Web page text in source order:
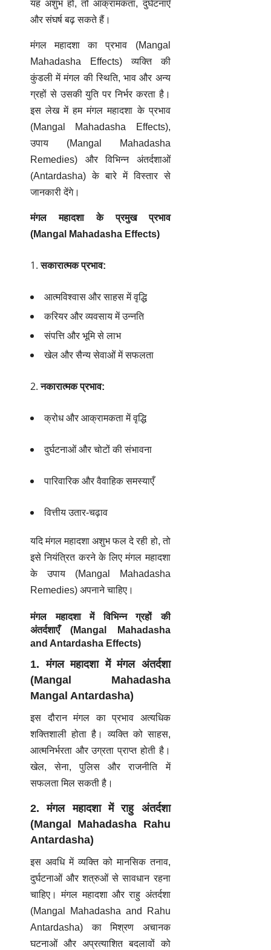
यह अशुभ हो, तो आक्रामकता, दुर्घटनाएँ
और संघर्ष बढ़ सकते हैं।
मंगल महादशा का प्रभाव (Mangal
Mahadasha Effects) व्यक्ति की
कुंडली में मंगल की स्थिति, भाव और अन्य
ग्रहों से उसकी युति पर निर्भर करता है।
इस लेख में हममंगल महादशा के प्रभाव
(Mangal Mahadasha Effects),
उपाय (Mangal Mahadasha
Remedies) और विभिन्न अंतर्दशाओं
(Antardasha) के बारे में विस्तार से
जानकारी देंगे।
मंगल महादशा के प्रमुख प्रभाव
(Mangal Mahadasha Effects)
सकारात्मक प्रभाव:
आत्मविश्वास और साहस में वृद्धि
करियर और व्यवसाय में उन्नति
संपत्ति और भूमि से लाभ
खेल और सैन्य सेवाओं में सफलता
नकारात्मक प्रभाव:
क्रोध और आक्रामकता में वृद्धि
दुर्घटनाओं और चोटों की संभावना
पारिवारिक और वैवाहिक समस्याएँ
वित्तीय उतार-चढ़ाव
यदि मंगल महादशा अशुभ फल दे रही हो, तो
इसे नियंत्रित करने के लिएमंगल महादशा
के उपाय (Mangal Mahadasha
Remedies) अपनाने चाहिए।
मंगल महादशा में विभिन्न ग्रहों की
अंतर्दशाएँ (Mangal Mahadasha
and Antardasha Effects)
1. मंगल महादशा में मंगल अंतर्दशा
(Mangal Mahadasha
Mangal Antardasha)
इस दौरान मंगल का प्रभाव अत्यधिक
शक्तिशाली होता है। व्यक्ति को साहस,
आत्मनिर्भरता और उग्रता प्राप्त होती है।
खेल, सेना, पुलिस और राजनीति में
सफलता मिल सकती है।
2. मंगल महादशा में राहु अंतर्दशा
(Mangal Mahadasha Rahu
Antardasha)
इस अवधि में व्यक्ति को मानसिक तनाव,
दुर्घटनाओं और शत्रुओं से सावधान रहना
चाहिए।मंगल महादशा और राहु अंतर्दशा
(Mangal Mahadasha and Rahu
Antardasha) का मिश्रण अचानक
घटनाओं और अप्रत्याशित बदलावों को